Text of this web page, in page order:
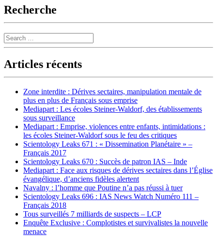
Recherche
Search
Articles récents
Zone interdite : Dérives sectaires, manipulation mentale de
plus en plus de Français sous emprise
Mediapart : Les écoles Steiner-Waldorf, des établissements
sous surveillance
Mediapart : Emprise, violences entre enfants, intimidations :
les écoles Steiner-Waldorf sous le feu des critiques
Scientology Leaks 671 : « Dissemination Planétaire » –
Français 2017
Scientology Leaks 670 : Succès de patron IAS – Inde
Mediapart : Face aux risques de dérives sectaires dans l’Église
évangélique, d’anciens fidèles alertent
Navalny : l’homme que Poutine n’a pas réussi à tuer
Scientology Leaks 696 : IAS News Watch Numéro 111 –
Français 2018
Tous surveillés 7 milliards de suspects – LCP
Enquête Exclusive : Complotistes et survivalistes la nouvelle
menace